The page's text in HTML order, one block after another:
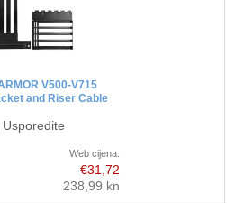
V500-V715
and Riser Cable
Web cijena:
€31,72
238,99 kn